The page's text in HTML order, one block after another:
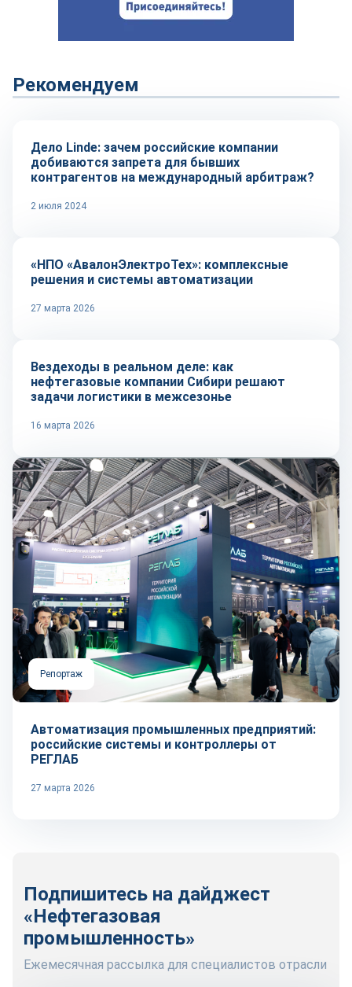
Рекомендуем
Тренды
Дело Linde: зачем российские компании
добиваются запрета для бывших
контрагентов на международный арбитраж?
2 июля 2024
Репортаж
«НПО «АвалонЭлектроТех»: комплексные
решения и системы автоматизации
27 марта 2026
Рынок
Вездеходы в реальном деле: как
нефтегазовые компании Сибири решают
задачи логистики в межсезонье
16 марта 2026
Репортаж
Автоматизация промышленных предприятий:
российские системы и контроллеры от
РЕГЛАБ
27 марта 2026
Подпишитесь на дайджест
«Нефтегазовая
промышленность»
Ежемесячная рассылка для специалистов отрасли